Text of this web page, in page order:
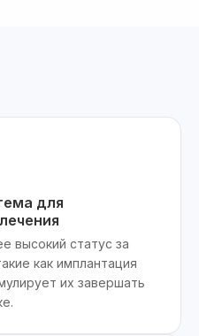
для
высокий статус за
как имплантация
их завершать